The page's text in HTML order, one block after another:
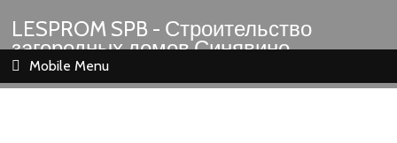
LESPROM SPB - Строительство
загородных домов Синявино
Шлиссельбург Кировск Назия
Mobile Menu